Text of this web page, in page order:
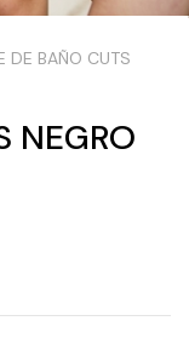
DE BAÑO CUTS
NEGRO